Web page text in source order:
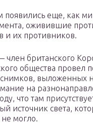
появились еще, как
оживившие
и их противников.
британского
общества провел
выложенных
на
что там
источник света,
могло.